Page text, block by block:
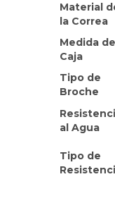
Material
la Correa
Medida
Caja
Tipo de
Broche
al Agua
Tipo de